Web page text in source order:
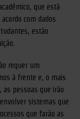
que está
com dados
estão
requer um
à frente e, o mais
pessoas que irão
sistemas que
que farão as